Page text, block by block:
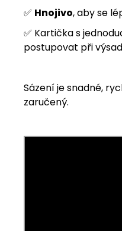
✅ Hnojivo, aby se
✅ Kartička s
postupovat při
Sázení je snadné,
zaručený.